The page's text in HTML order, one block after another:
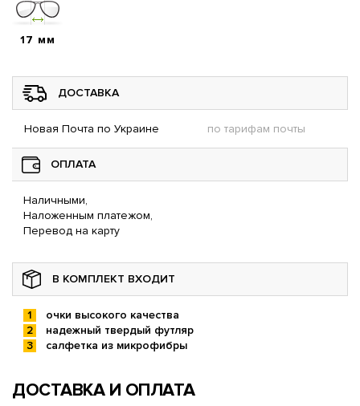
17 мм
ДОСТАВКА
Новая Почта по Украине по тарифам почты
ОПЛАТА
Наличными,
Наложенным платежом,
Перевод на карту
В КОМПЛЕКТ ВХОДИТ
очки высокого качества
надежный твердый футляр
салфетка из микрофибры
ДОСТАВКА И ОПЛАТА